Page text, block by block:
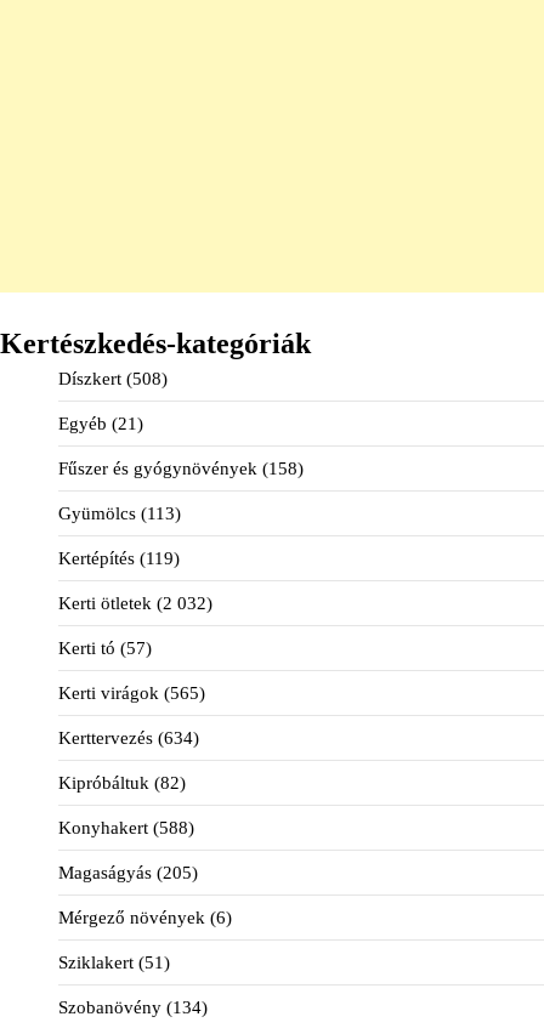
Kertészkedés-kategóriák
Díszkert (508)
Egyéb (21)
Fűszer és gyógynövények (158)
Gyümölcs (113)
Kertépítés (119)
Kerti ötletek (2 032)
Kerti tó (57)
Kerti virágok (565)
Kerttervezés (634)
Kipróbáltuk (82)
Konyhakert (588)
Magaságyás (205)
Mérgező növények (6)
Sziklakert (51)
Szobanövény (134)